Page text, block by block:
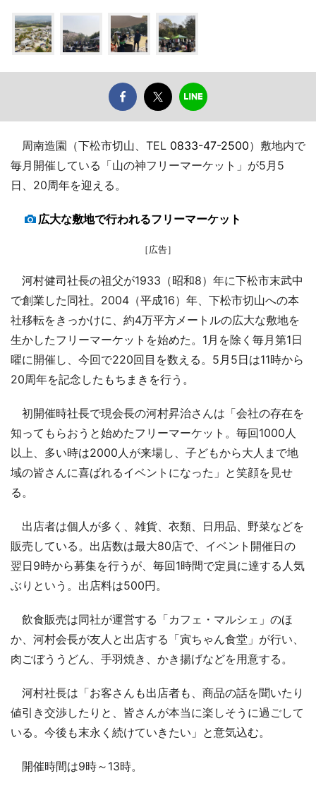
周南造園（下松市切山、TEL 0833-47-2500）敷地内で
毎月開催している「山の神フリーマーケット」が5月5
日、20周年を迎える。
広大な敷地で行われるフリーマーケット
［広告］
河村健司社長の祖父が1933（昭和8）年に下松市末武中
で創業した同社。2004（平成16）年、下松市切山への本
社移転をきっかけに、約4万平方メートルの広大な敷地を
生かしたフリーマーケットを始めた。1月を除く毎月第1日
曜に開催し、今回で220回目を数える。5月5日は11時から
20周年を記念したもちまきを行う。
初開催時社長で現会長の河村昇治さんは「会社の存在を
知ってもらおうと始めたフリーマーケット。毎回1000人
以上、多い時は2000人が来場し、子どもから大人まで地
域の皆さんに喜ばれるイベントになった」と笑顔を見せ
る。
出店者は個人が多く、雑貨、衣類、日用品、野菜などを
販売している。出店数は最大80店で、イベント開催日の
翌日9時から募集を行うが、毎回1時間で定員に達する人気
ぶりという。出店料は500円。
飲食販売は同社が運営する「カフェ・マルシェ」のほ
か、河村会長が友人と出店する「寅ちゃん食堂」が行い、
肉ごぼううどん、手羽焼き、かき揚げなどを用意する。
河村社長は「お客さんも出店者も、商品の話を聞いたり
値引き交渉したりと、皆さんが本当に楽しそうに過ごして
いる。今後も末永く続けていきたい」と意気込む。
開催時間は9時～13時。